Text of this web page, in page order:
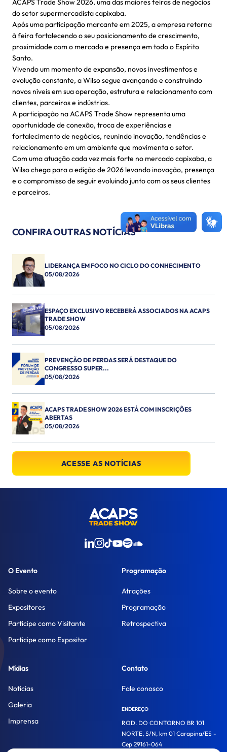
ACAPS Trade Show 2026, uma das maiores feiras de negócios
do setor supermercadista capixaba.
Após uma participação marcante em 2025, a empresa retorna
à feira fortalecendo o seu posicionamento de crescimento,
proximidade com o mercado e presença em todo o Espírito
Santo.
Vivendo um momento de expansão, novos investimentos e
evolução constante, a Wilso segue avançando e construindo
novos níveis em sua operação, estrutura e relacionamento com
clientes, parceiros e indústrias.
A participação na ACAPS Trade Show representa uma
oportunidade de conexão, troca de experiências e
fortalecimento de negócios, reunindo inovação, tendências e
relacionamento em um ambiente que movimenta o setor.
Com uma atuação cada vez mais forte no mercado capixaba, a
Wilso chega para a edição de 2026 levando inovação, presença
e o compromisso de seguir evoluindo junto com os seus clientes
e parceiros.
CONFIRA OUTRAS NOTÍCIAS
LIDERANÇA EM FOCO NO CICLO DO CONHECIMENTO
05/08/2026
ESPAÇO EXCLUSIVO RECEBERÁ ASSOCIADOS NA ACAPS
TRADE SHOW
05/08/2026
PREVENÇÃO DE PERDAS SERÁ DESTAQUE DO
CONGRESSO SUPER...
05/08/2026
ACAPS TRADE SHOW 2026 ESTÁ COM INSCRIÇÕES
ABERTAS
05/08/2026
ACESSE AS NOTÍCIAS
O Evento
Sobre o evento
Expositores
Participe como Visitante
Participe como Expositor
Programação
Atrações
Programação
Retrospectiva
Mídias
Notícias
Galeria
Imprensa
Contato
Fale conosco
ENDEREÇO
ROD. DO CONTORNO BR 101
NORTE, S/N, km 01 Carapina/ES -
Cep 29161-064